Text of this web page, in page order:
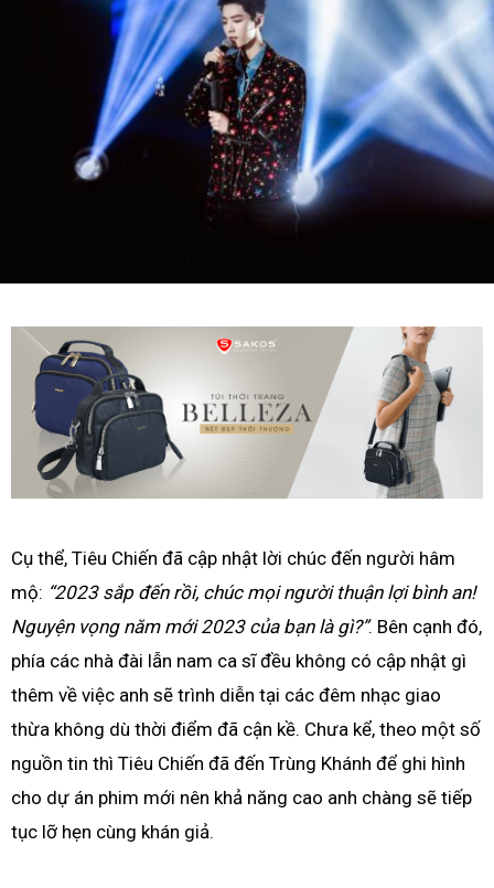
Cụ thể, Tiêu Chiến đã cập nhật lời chúc đến người hâm
mộ: “2023 sắp đến rồi, chúc mọi người thuận lợi bình an!
Nguyện vọng năm mới 2023 của bạn là gì?”. Bên cạnh đó,
phía các nhà đài lẫn nam ca sĩ đều không có cập nhật gì
thêm về việc anh sẽ trình diễn tại các đêm nhạc giao
thừa không dù thời điểm đã cận kề. Chưa kể, theo một số
nguồn tin thì Tiêu Chiến đã đến Trùng Khánh để ghi hình
cho dự án phim mới nên khả năng cao anh chàng sẽ tiếp
tục lỡ hẹn cùng khán giả.